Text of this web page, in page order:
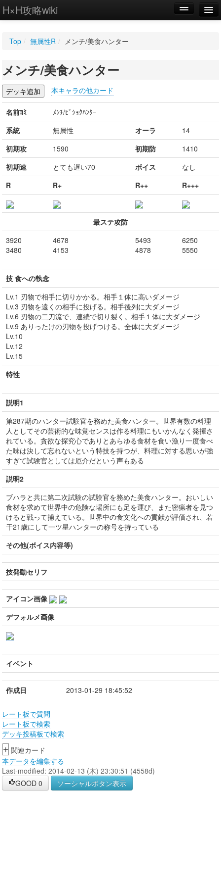
H×H攻略wiki
WIKI
設定
Top / 無属性R / メンチ/美食ハンター
メンチ/美食ハンター
本キャラの他カード
名前ﾖﾐ
ﾒﾝﾁ/ﾋﾞｼｮｸﾊﾝﾀｰ
系統
無属性 オーラ
14
初期攻
1590 初期防
1410
初期速
とても遅い70 ボイス
なし
R
R+ R++ R+++
最ステ攻防
3920
3480
4678
4153
5493
4878
6250
5550
技 食への執念
Lv.1 刃物で相手に切りかかる。相手１体に高いダメージ
Lv.3 刃物を遠くの相手に投げる。相手後列に大ダメージ
Lv.6 刃物の二刀流で、連続で切り裂く。相手１体に大ダメージ
Lv.9 ありったけの刃物を投げつける。全体に大ダメージ
Lv.10
Lv.12
Lv.15
特性
説明1
第287期のハンター試験官を務めた美食ハンター。世界有数の料理
人としてその芸術的な味覚センスは作る料理にもいかんなく発揮さ
れている。貪欲な探究心でありとあらゆる食材を食い漁り一度食べ
た味は決して忘れないという特技を持つが、料理に対する思いが強
すぎて試験官としては厄介だという声もある
説明2
ブハラと共に第二次試験の試験官を務めた美食ハンター。おいしい
食材を求めて世界中の危険な場所にも足を運び、また密猟者を見つ
けると戦って捕えている。世界中の食文化への貢献が評価され、若
干21歳にして一ツ星ハンターの称号を持っている
その他(ボイス内容等)
技発動セリフ
アイコン画像
デフォルメ画像
イベント
作成日 2013-01-29 18:45:52
レート板で質問
レート板で検索
デッキ投稿板で検索
+ 関連カード
本データを編集する
Last-modified: 2014-02-13 (木) 23:30:51 (4558d)
GOOD 0 ソーシャルボタン表示